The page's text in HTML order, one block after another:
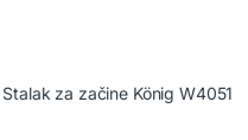
Stalak za začine König W4051